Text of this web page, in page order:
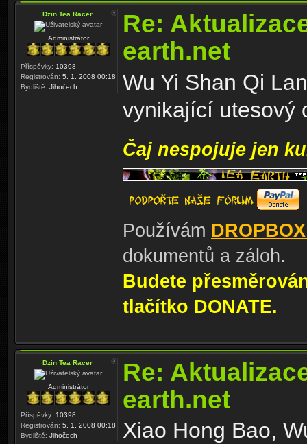
Dzin Tea Racer
Administrátor
Příspěvky: 10398
Registrován: 5. 1. 2008 00:18
Bydliště: Jihočech
Re:
earth.net
Wu Yi Shan Qi
vynikající utesový
Čaj nespojuje jen
Používám
dokumentů a záloh.
Budete
tlačítko DONATE.
Dzin Tea Racer
Administrátor
Příspěvky: 10398
Registrován: 5. 1. 2008 00:18
Bydliště: Jihočech
Re:
earth.net
Xiao Hong Bao,